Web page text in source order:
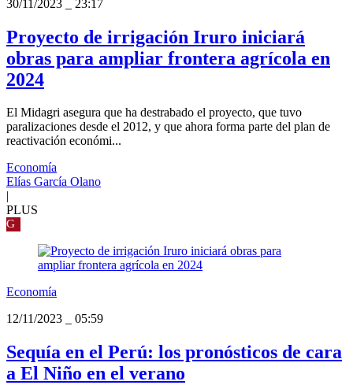
30/11/2023
23:17
Proyecto de irrigación Iruro iniciará
obras para ampliar frontera agrícola en
2024
El Midagri asegura que ha destrabado el proyecto, que tuvo
paralizaciones desde el 2012, y que ahora forma parte del plan de
reactivación económi...
Economía
Elías García Olano
PLUS
G
Economía
12/11/2023
05:59
Sequía en el Perú: los pronósticos de cara
a El Niño en el verano